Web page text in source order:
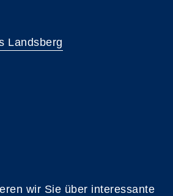
Landsberg
wir Sie über interessante